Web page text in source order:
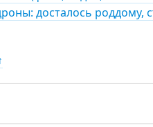
досталось